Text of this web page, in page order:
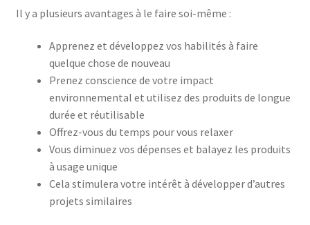
Il y a plusieurs avantages à le faire soi-même :
Apprenez et développez vos habilités à faire
quelque chose de nouveau
Prenez conscience de votre impact
environnemental et utilisez des produits de longue
durée et réutilisable
Offrez-vous du temps pour vous relaxer
Vous diminuez vos dépenses et balayez les produits
à usage unique
Cela stimulera votre intérêt à développer d’autres
projets similaires